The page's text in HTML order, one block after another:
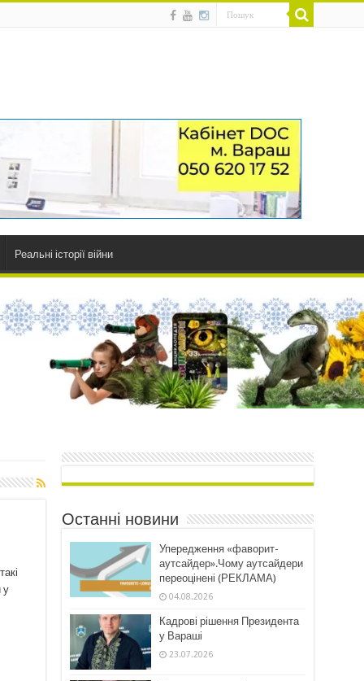
Реальні історії війни
у
Останні новини
Упередження «фаворит-
аутсайдер».Чому аутсайдери
переоцінені (РЕКЛАМА)
04.08.2026
Кадрові рішення Президента
у Вараші
23.07.2026